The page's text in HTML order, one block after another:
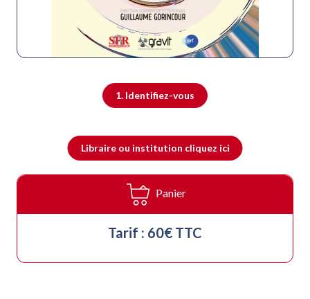
1. Identifiez-vous
Libraire ou institution cliquez ici
Panier
Tarif : 60€ TTC